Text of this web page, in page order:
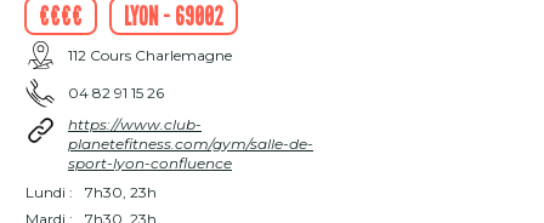
€€€€
Lyon - 69002
112 Cours Charlemagne
04 82 91 15 26
https://www.club-
planetefitness.com/gym/salle-de-
sport-lyon-confluence
Lundi :
7h30, 23h
Mardi :
7h30, 23h